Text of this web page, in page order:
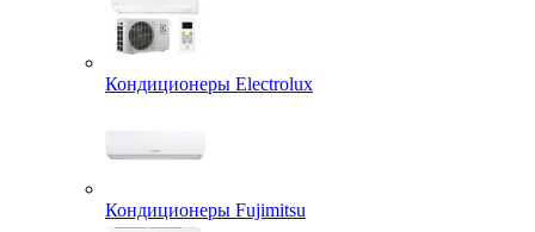
Кондиционеры Electrolux
Кондиционеры Fujimitsu